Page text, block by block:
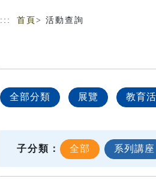
::: 首頁 > 活動查詢
全部分類 展覽 教育
子分類： 全部 系列講座